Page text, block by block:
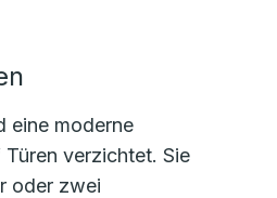
eine moderne
verzichtet. Sie
oder zwei